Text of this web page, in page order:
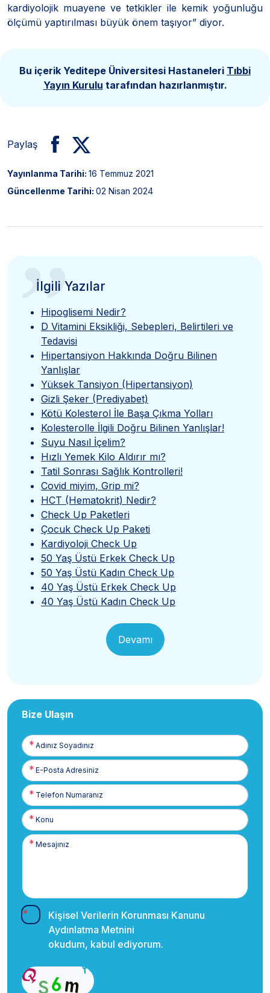
kardiyolojik muayene ve tetkikler ile kemik yoğunluğu
ölçümü yaptırılması büyük önem taşıyor” diyor.
Bu içerik Yeditepe Üniversitesi Hastaneleri Tıbbi
Yayın Kurulu tarafından hazırlanmıştır.
Paylaş
Yayınlanma Tarihi: 16 Temmuz 2021
Güncellenme Tarihi: 02 Nisan 2024
”
İlgili Yazılar
Hipoglisemi Nedir?
D Vitamini Eksikliği, Sebepleri, Belirtileri ve
Tedavisi
Hipertansiyon Hakkında Doğru Bilinen
Yanlışlar
Yüksek Tansiyon (Hipertansiyon)
Gizli Şeker (Prediyabet)
Kötü Kolesterol İle Başa Çıkma Yolları
Kolesterolle İlgili Doğru Bilinen Yanlışlar!
Suyu Nasıl İçelim?
Hızlı Yemek Kilo Aldırır mı?
Tatil Sonrası Sağlık Kontrolleri!
Covid miyim, Grip mi?
HCT (Hematokrit) Nedir?
Check Up Paketleri
Çocuk Check Up Paketi
Kardiyoloji Check Up
50 Yaş Üstü Erkek Check Up
50 Yaş Üstü Kadın Check Up
40 Yaş Üstü Erkek Check Up
40 Yaş Üstü Kadın Check Up
Devamı
Bize Ulaşın
Adınız
Soyadınız
E-
Posta
Telefon
Numaranız
Kişisel Verilerin Korunması Kanunu
Aydınlatma Metnini
okudum, kabul ediyorum.